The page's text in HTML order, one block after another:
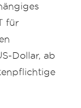
für
Dollar, ab